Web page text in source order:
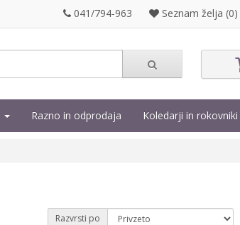
041/794-963 Seznam želja (0)
Razno in odprodaja Koledarji in rokovniki
Razvrsti po